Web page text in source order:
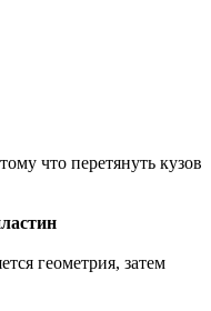
что перетянуть кузов
геометрия, затем